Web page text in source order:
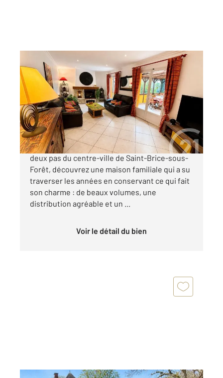
ST BRICE SOUS FORET 95
107,63 m
2 , 5 pièces
Ref : 677606
Maison à vendre
389 000 €
Et si votre prochaine maison était déjà là ? À
deux pas du centre-ville de Saint-Brice-sous-
Forêt, découvrez une maison familiale qui a su
traverser les années en conservant ce qui fait
son charme : de beaux volumes, une
distribution agréable et un ...
Voir le détail du bien